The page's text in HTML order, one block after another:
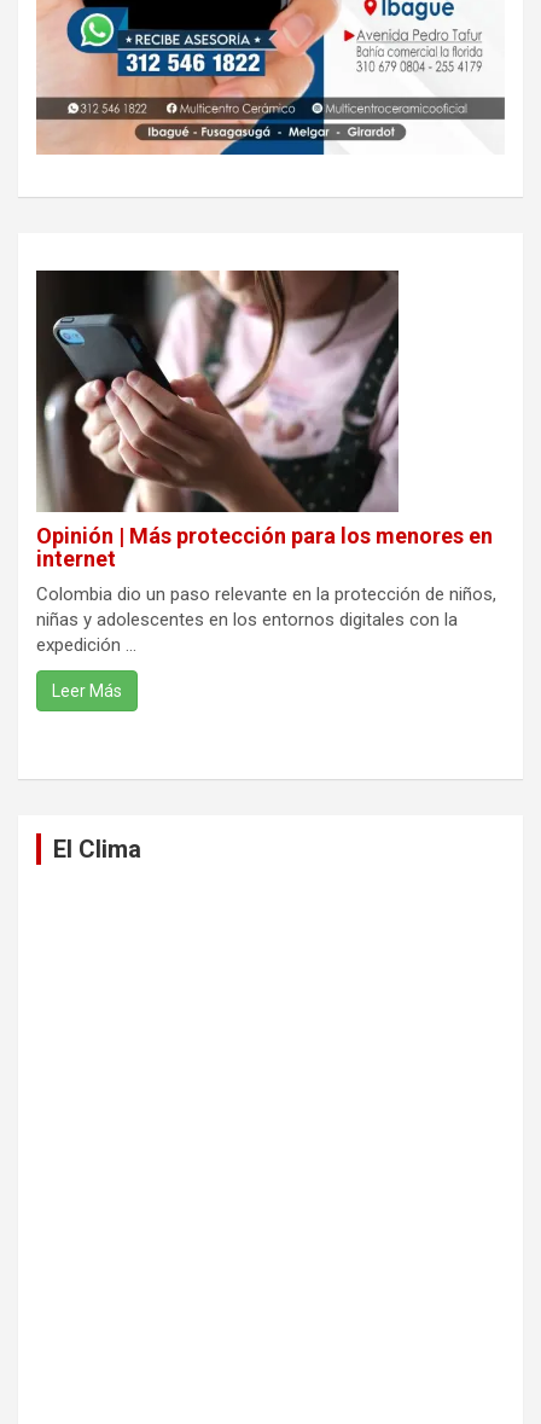
Opinión | Más protección para los menores en
internet
Colombia dio un paso relevante en la protección de niños,
niñas y adolescentes en los entornos digitales con la
expedición ...
Leer Más
El Clima